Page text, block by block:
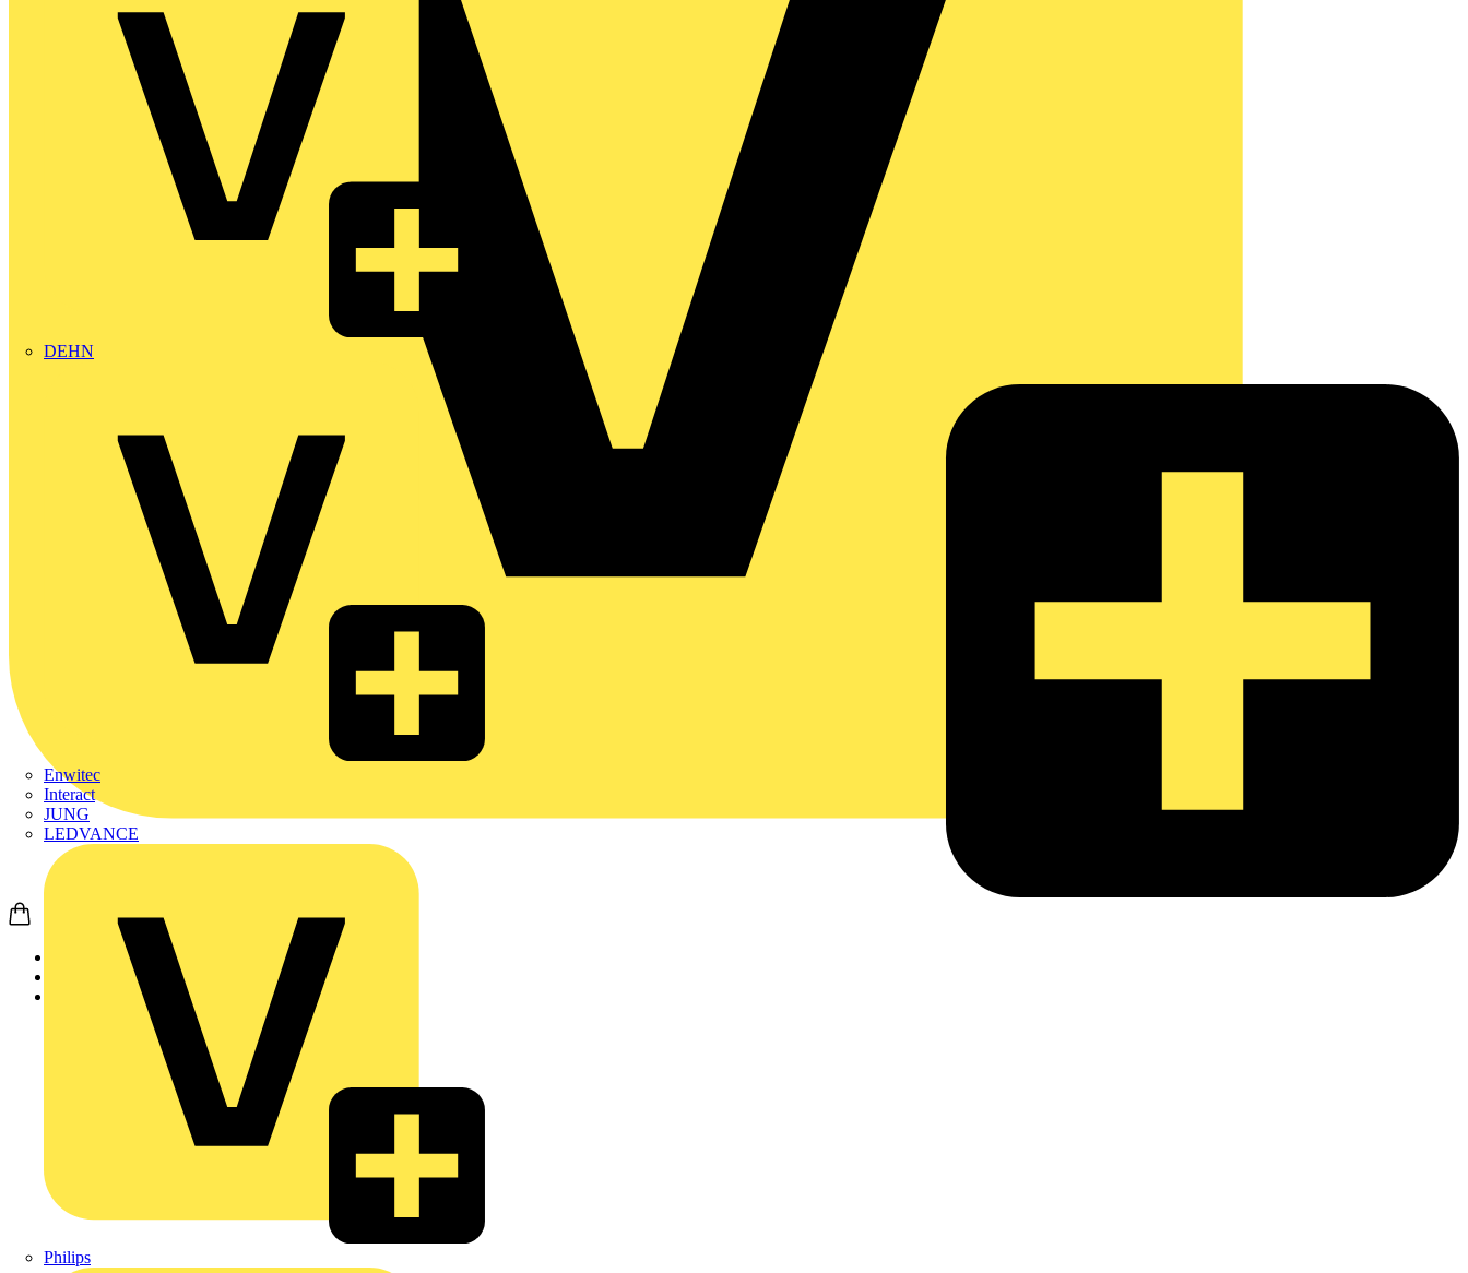
DEHN
Enwitec
Interact
JUNG
LEDVANCE
Philips